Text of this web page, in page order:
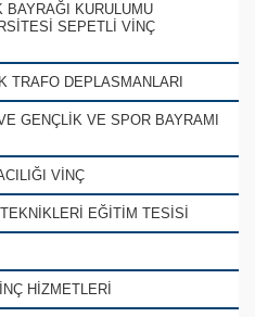
BAYRAĞI KURULUMU
SEPETLİ VİNÇ
TRAFO DEPLASMANLARI
GENÇLİK VE SPOR BAYRAMI
VİNÇ
EĞİTİM TESİSİ
HİZMETLERİ